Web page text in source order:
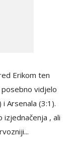
Erikom ten
vidjelo
Arsenala (3:1).
izjednačenja , ali